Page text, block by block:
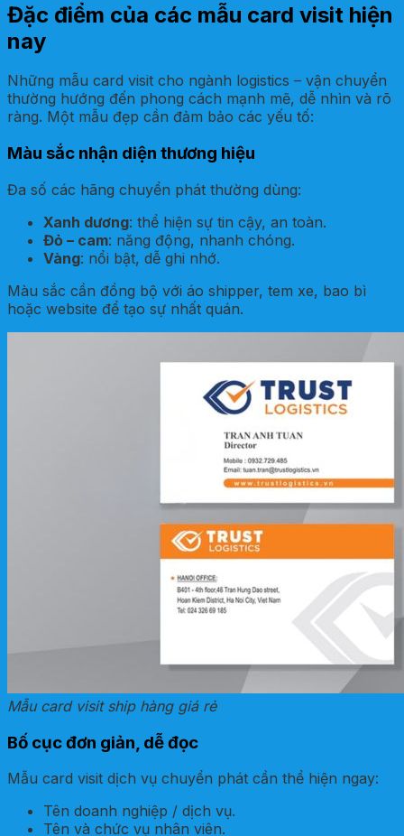
Đặc điểm của các mẫu card visit hiện
nay
Những mẫu card visit cho ngành logistics – vận chuyển
thường hướng đến phong cách mạnh mẽ, dễ nhìn và rõ
ràng. Một mẫu đẹp cần đảm bảo các yếu tố:
Màu sắc nhận diện thương hiệu
Đa số các hãng chuyển phát thường dùng:
Xanh dương: thể hiện sự tin cậy, an toàn.
Đỏ – cam: năng động, nhanh chóng.
Vàng: nổi bật, dễ ghi nhớ.
Màu sắc cần đồng bộ với áo shipper, tem xe, bao bì
hoặc website để tạo sự nhất quán.
Mẫu card visit ship hàng giá rẻ
Bố cục đơn giản, dễ đọc
Mẫu card visit dịch vụ chuyển phát cần thể hiện ngay:
Tên doanh nghiệp / dịch vụ.
Tên và chức vụ nhân viên.